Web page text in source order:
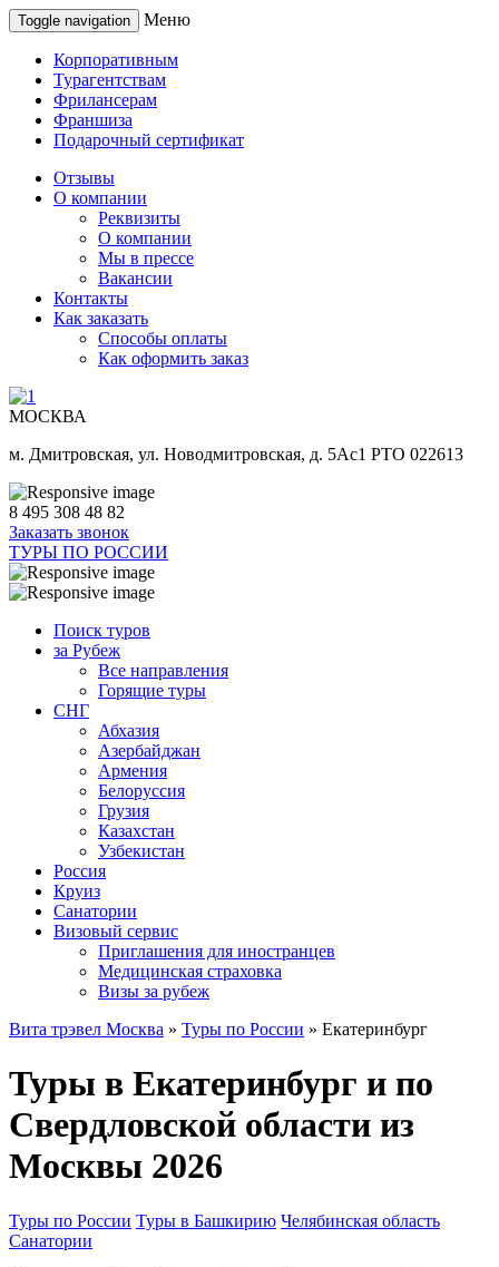
Toggle navigation Меню
Корпоративным
Турагентствам
Фрилансерам
Франшиза
Подарочный сертификат
Отзывы
О компании
Реквизиты
О компании
Мы в прессе
Вакансии
Контакты
Как заказать
Способы оплаты
Как оформить заказ
МОСКВА
м. Дмитровская, ул. Новодмитровская, д. 5Ас1 РТО 022613
8 495 308 48 82
Заказать звонок
ТУРЫ ПО РОССИИ
Поиск туров
за Рубеж
Все направления
Горящие туры
СНГ
Абхазия
Азербайджан
Армения
Белоруссия
Грузия
Казахстан
Узбекистан
Россия
Круиз
Санатории
Визовый сервис
Приглашения для иностранцев
Медицинская страховка
Визы за рубеж
Вита трэвел Москва » Туры по России » Екатеринбург
Туры в Екатеринбург и по
Свердловской области из
Москвы 2026
Туры по России Туры в Башкирию Челябинская область
Санатории